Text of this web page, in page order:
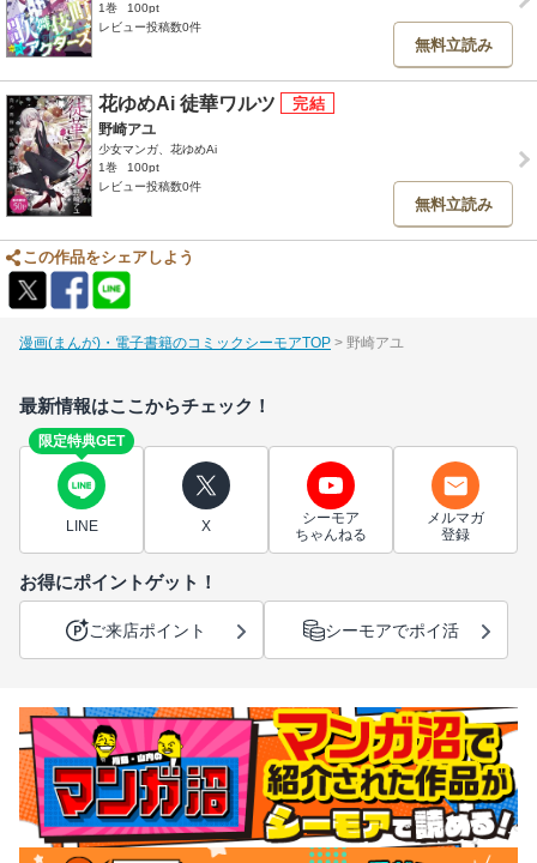
1巻
100pt
レビュー投稿数0件
無料立読み
花ゆめAi 徒華ワルツ
野崎アユ
少女マンガ、花ゆめAi
1巻
100pt
レビュー投稿数0件
無料立読み
この作品をシェアしよう
漫画(まんが)・電子書籍のコミックシーモアTOP 野崎アユ
最新情報はここからチェック！
限定特典GET
LINE X
シーモア
ちゃんねる
メルマガ
登録
お得にポイントゲット！
ご来店ポイント シーモアでポイ活